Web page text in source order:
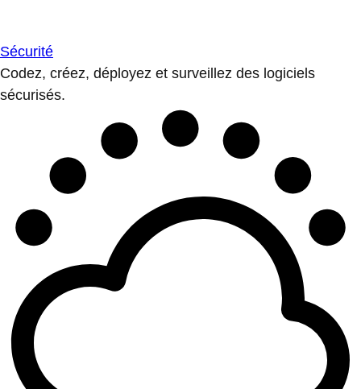
Sécurité
Codez, créez, déployez et surveillez des logiciels
sécurisés.